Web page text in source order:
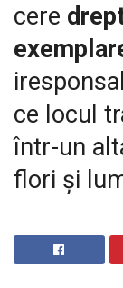
cere
ce locul
într-un
flori și